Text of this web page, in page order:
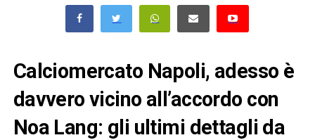
Calciomercato Napoli, adesso è
davvero vicino all’accordo con
Noa Lang: gli ultimi dettagli da